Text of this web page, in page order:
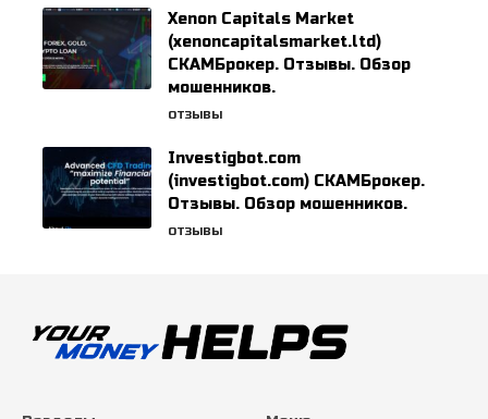
Xenon Capitals Market
(xenoncapitalsmarket.ltd)
СКАМБрокер. Отзывы. Обзор
мошенников.
ОТЗЫВЫ
Investigbot.com
(investigbot.com) СКАМБрокер.
Отзывы. Обзор мошенников.
ОТЗЫВЫ